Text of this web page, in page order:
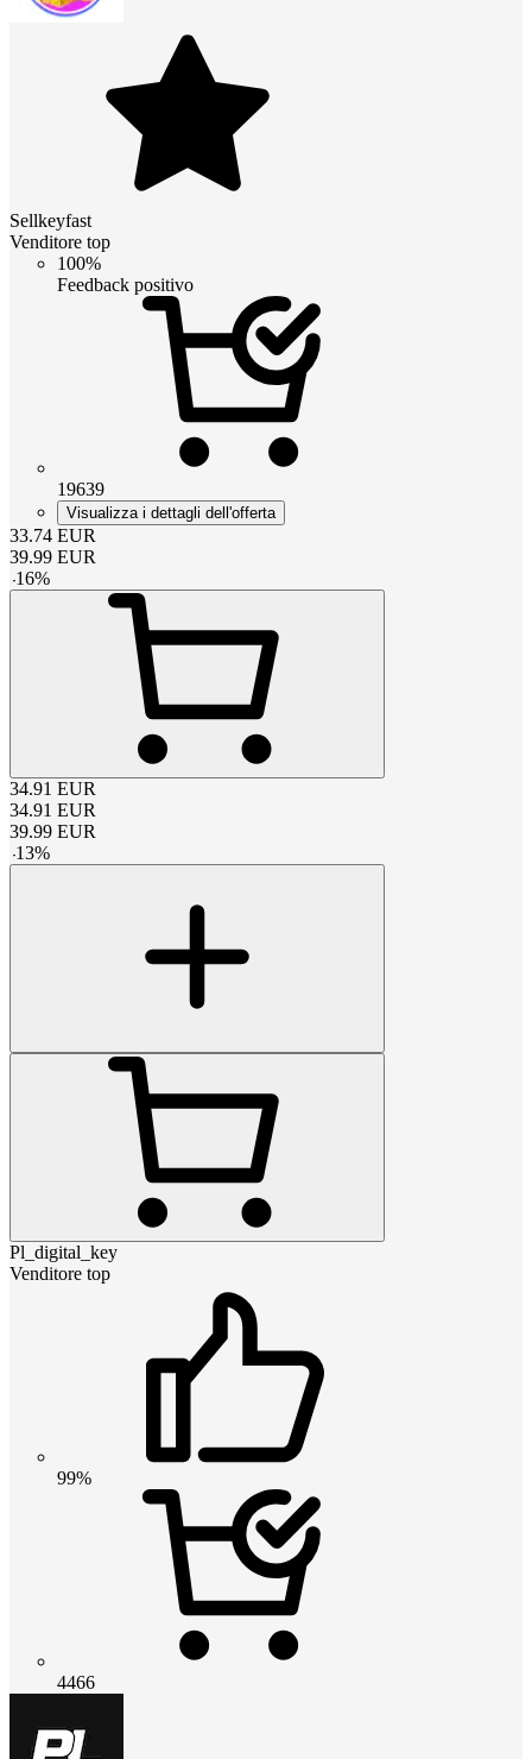
Sellkeyfast
Venditore top
100%
Feedback positivo
19639
Visualizza i dettagli dell'offerta
33.74 EUR
39.99 EUR
-16%
34.91 EUR
34.91 EUR
39.99 EUR
-13%
Pl_digital_key
Venditore top
99%
4466